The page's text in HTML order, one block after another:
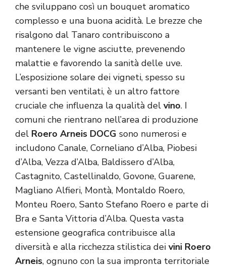
che sviluppano così un bouquet aromatico
complesso e una buona acidità. Le brezze che
risalgono dal Tanaro contribuiscono a
mantenere le vigne asciutte, prevenendo
malattie e favorendo la sanità delle uve.
L’esposizione solare dei vigneti, spesso su
versanti ben ventilati, è un altro fattore
cruciale che influenza la qualità del vino. I
comuni che rientrano nell’area di produzione
del Roero Arneis DOCG sono numerosi e
includono Canale, Corneliano d’Alba, Piobesi
d’Alba, Vezza d’Alba, Baldissero d’Alba,
Castagnito, Castellinaldo, Govone, Guarene,
Magliano Alfieri, Montà, Montaldo Roero,
Monteu Roero, Santo Stefano Roero e parte di
Bra e Santa Vittoria d’Alba. Questa vasta
estensione geografica contribuisce alla
diversità e alla ricchezza stilistica dei vini Roero
Arneis, ognuno con la sua impronta territoriale